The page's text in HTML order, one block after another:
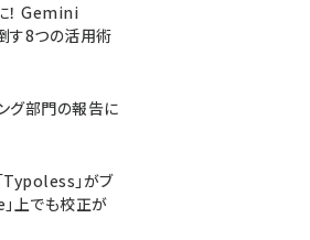
！ Gemini
8つの活用術
グ部門の報告に
」がブ
」上でも校正が